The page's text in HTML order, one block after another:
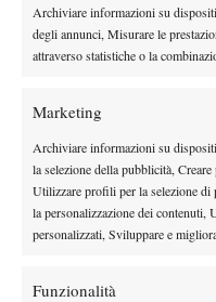
Archiviare informazioni su
degli annunci, Misurare le
attraverso statistiche o la
Marketing
Archiviare informazioni su
la selezione della pubblicità,
Utilizzare profili per la selezione di
la personalizzazione dei
personalizzati, Sviluppare e
Funzionalità
sopravvivenza. Entrambi i
miglior condizione fisica,
A trovare le ultime energie
calo fisico del russo e
quattro ore di lotta, il
quinto, evitando una delle
di torneo.